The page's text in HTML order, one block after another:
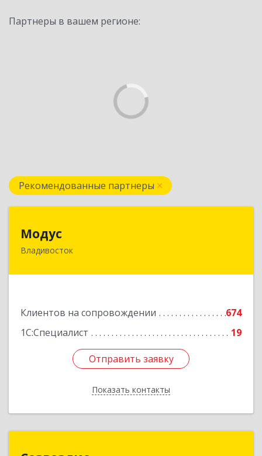
Партнеры в вашем регионе:
Рекомендованные партнеры
Модус
Владивосток
Клиентов на сопровождении
674
1С:Специалист
19
Отправить заявку
Показать контакты
690091, Приморский край, Владивосток г, ул.
Отправить заявку
Назад